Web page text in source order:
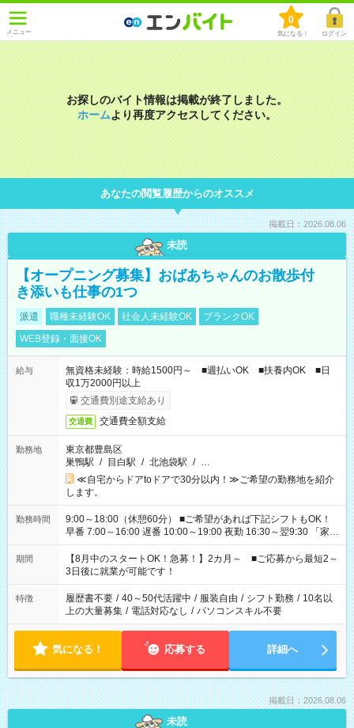
メニュー
0
気になる！ ログイン
お探しのバイト情報は掲載が終了しました。
ホームより再度アクセスしてください。
あなたの閲覧履歴からのオススメ
掲載日：2026.08.06
未読
【オープニング募集】おばあちゃんのお散歩付
き添いも仕事の1つ
派遣 職種未経験OK 社会人未経験OK
ブランクOK
WEB登録・面接OK
給与
無資格未経験：時給1500円～ ■週払いOK ■扶養内OK ■日
収1万2000円以上
交通費別途支給あり
交通費 交通費全額支給
勤務地
東京都豊島区
巣鴨駅 / 目白駅 / 北池袋駅 / …
≪自宅からドアtoドアで30分以内！≫ご希望の勤務地を紹介
します。
勤務時間
9:00～18:00（休憩60分） ■ご希望があれば下記シフトもOK！
早番 7:00～16:00 遅番 10:00～19:00 夜勤 16:30～翌9:30 「家族
と休みを合わせたい」 「余裕を持って夕飯の準備がしたい」
「できれば残業はしたくない」 など、ご希望を教えてください
ね。 ※Wワーク希望の方へ 今ご覧のお仕事で希望する勤務時間
と、もう1つのお仕事の勤務時間。 合計で週40時間を超える場
合は応募できません。
期間
【8月中のスタートOK！急募！】2カ月～ ■ご応募から最短2～
3日後に就業が可能です！
特徴 履歴書不要 / 40～50代活躍中 / 服装自由 / シフト勤務 / 10名以
上の大量募集 / 電話対応なし / パソコンスキル不要
気になる！ 応募する 詳細へ
掲載日：2026.08.06
未読